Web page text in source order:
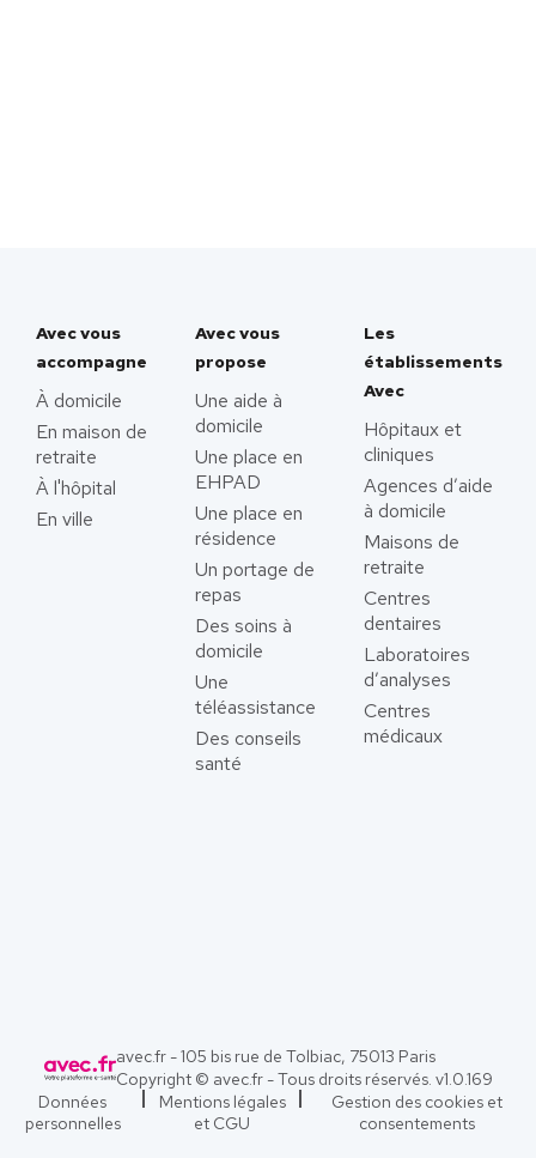
Avec vous
accompagne
À domicile
En maison de
retraite
À l'hôpital
En ville
Avec vous
propose
Une aide à
domicile
Une place en
EHPAD
Une place en
résidence
Un portage de
repas
Des soins à
domicile
Une
téléassistance
Des conseils
santé
Les
établissements
Avec
Hôpitaux et
cliniques
Agences d’aide
à domicile
Maisons de
retraite
Centres
dentaires
Laboratoires
d’analyses
Centres
médicaux
avec.fr - 105 bis rue de Tolbiac, 75013 Paris
Copyright © avec.fr - Tous droits réservés. v1.0.169
Données
personnelles
Mentions légales
et CGU
Gestion des cookies et
consentements